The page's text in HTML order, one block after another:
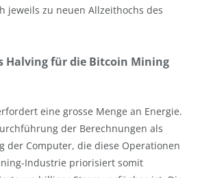
jeweils zu neuen Allzeithochs des
Halving für die Bitcoin Mining
eine grosse Menge an Energie.
der Berechnungen als
der Computer, die diese Operationen
Industrie priorisiert somit